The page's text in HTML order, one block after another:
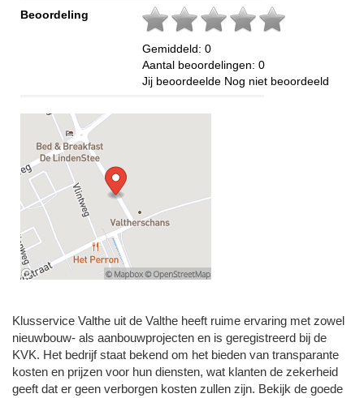
Beoordeling
Gemiddeld: 0
Aantal beoordelingen: 0
Jij beoordeelde Nog niet beoordeeld
Klusservice Valthe uit de Valthe heeft ruime ervaring met zowel
nieuwbouw- als aanbouwprojecten en is geregistreerd bij de
KVK. Het bedrijf staat bekend om het bieden van transparante
kosten en prijzen voor hun diensten, wat klanten de zekerheid
geeft dat er geen verborgen kosten zullen zijn. Bekijk de goede